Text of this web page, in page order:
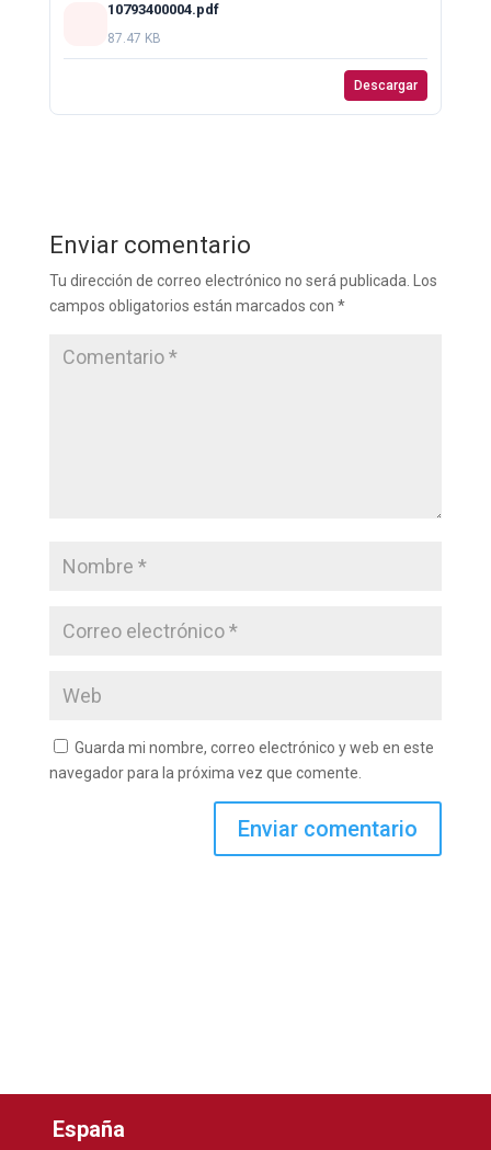
10793400004.pdf
87.47 KB
Descargar
Enviar comentario
Tu dirección de correo electrónico no será publicada.
Los
campos obligatorios están marcados con *
Guarda mi nombre, correo electrónico y web en este
navegador para la próxima vez que comente.
España